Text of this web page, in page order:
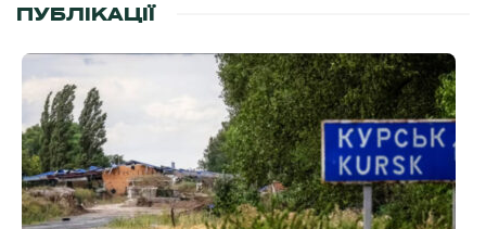
ПУБЛІКАЦІЇ